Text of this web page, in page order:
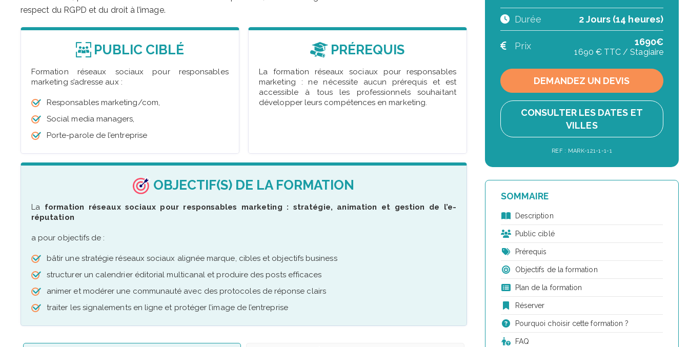
respect du RGPD et du droit à l’image.
PUBLIC CIBLÉ
Formation réseaux sociaux pour responsables
marketing s’adresse aux :
Responsables marketing/com,
Social media managers,
Porte-parole de l’entreprise
PRÉREQUIS
La formation réseaux sociaux pour responsables
marketing : ne nécessite aucun prérequis et est
accessible à tous les professionnels souhaitant
développer leurs compétences en marketing.
OBJECTIF(S) DE LA FORMATION
La formation réseaux sociaux pour responsables marketing : stratégie, animation et gestion de l’e-
réputation
a pour objectifs de :
bâtir une stratégie réseaux sociaux alignée marque, cibles et objectifs business
structurer un calendrier éditorial multicanal et produire des posts efficaces
animer et modérer une communauté avec des protocoles de réponse clairs
traiter les signalements en ligne et protéger l’image de l’entreprise
Durée 2 Jours (14 heures)
Prix 1690€
1690 € TTC / Stagiaire
DEMANDEZ UN DEVIS
CONSULTER LES DATES ET
VILLES
REF : MARK-121-1-1-1
SOMMAIRE
Description
Public ciblé
Prérequis
Objectifs de la formation
Plan de la formation
Réserver
Pourquoi choisir cette formation ?
FAQ